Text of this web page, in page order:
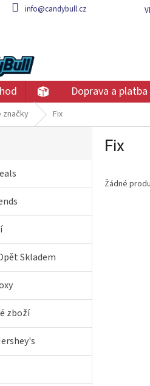
info@candybull.cz
Doprava a platba
značky Fix
Skladem
zboží
Fix
Žádné